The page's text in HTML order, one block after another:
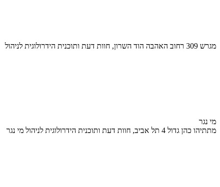
מגרש 309 רחוב האהבה הוד השרון, חוות דעת ותוכנית הידרולוגית לניהול
מי נגר
מתתיהו כהן גדול 4 תל אביב, חוות דעת ותוכנית הידרולוגית לניהול מי נגר